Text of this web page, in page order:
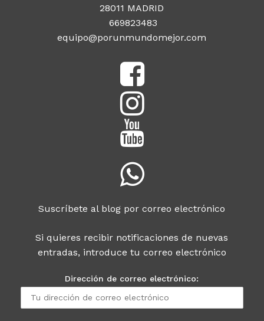
28011 MADRID
669823483
equipo@porunmundomejor.com
Suscríbete al blog por correo electrónico
Si quieres recibir notificaciones de nuevas
entradas, introduce tu correo electrónico
Dirección de correo electrónico: